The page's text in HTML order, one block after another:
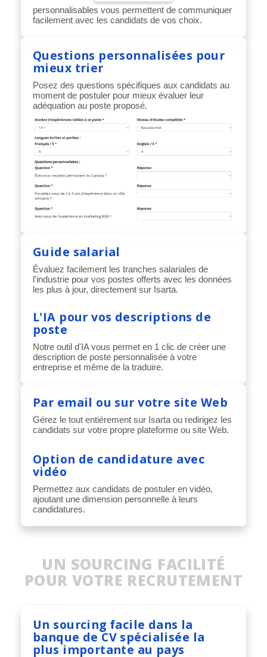
personnalisables vous permettent de communiquer
facilement avec les candidats de vos choix.
Questions personnalisées pour
mieux trier
Posez des questions spécifiques aux candidats au
moment de postuler pour mieux évaluer leur
adéquation au poste proposé.
Guide salarial
Évaluez facilement les tranches salariales de
l'industrie pour vos postes offerts avec les données
les plus à jour, directement sur Isarta.
L'IA pour vos descriptions de
poste
Notre outil d'IA vous permet en 1 clic de créer une
description de poste personnalisée à votre
entreprise et même de la traduire.
Par email ou sur votre site Web
Gérez le tout entièrement sur Isarta ou redirigez les
candidats sur votre propre plateforme ou site Web.
Option de candidature avec
vidéo
Permettez aux candidats de postuler en vidéo,
ajoutant une dimension personnelle à leurs
candidatures.
UN SOURCING FACILITÉ
POUR VOTRE RECRUTEMENT
Un sourcing facile dans la
banque de CV spécialisée la
plus importante au pays